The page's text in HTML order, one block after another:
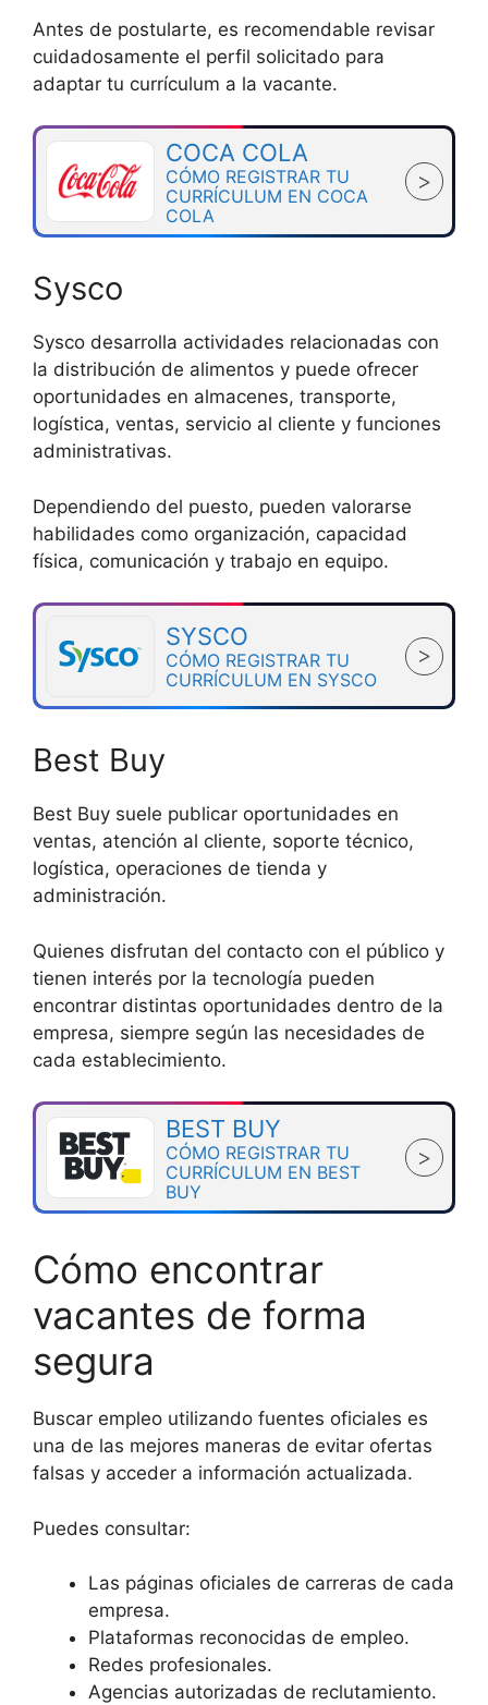
Antes de postularte, es recomendable revisar
cuidadosamente el perfil solicitado para
adaptar tu currículum a la vacante.
COCA COLA
CÓMO REGISTRAR TU
CURRÍCULUM EN COCA
COLA
>
Sysco
Sysco desarrolla actividades relacionadas con
la distribución de alimentos y puede ofrecer
oportunidades en almacenes, transporte,
logística, ventas, servicio al cliente y funciones
administrativas.
Dependiendo del puesto, pueden valorarse
habilidades como organización, capacidad
física, comunicación y trabajo en equipo.
SYSCO
CÓMO REGISTRAR TU
CURRÍCULUM EN SYSCO
>
Best Buy
Best Buy suele publicar oportunidades en
ventas, atención al cliente, soporte técnico,
logística, operaciones de tienda y
administración.
Quienes disfrutan del contacto con el público y
tienen interés por la tecnología pueden
encontrar distintas oportunidades dentro de la
empresa, siempre según las necesidades de
cada establecimiento.
BEST BUY
CÓMO REGISTRAR TU
CURRÍCULUM EN BEST
BUY
>
Cómo encontrar
vacantes de forma
segura
Buscar empleo utilizando fuentes oficiales es
una de las mejores maneras de evitar ofertas
falsas y acceder a información actualizada.
Puedes consultar:
Las páginas oficiales de carreras de cada
empresa.
Plataformas reconocidas de empleo.
Redes profesionales.
Agencias autorizadas de reclutamiento.